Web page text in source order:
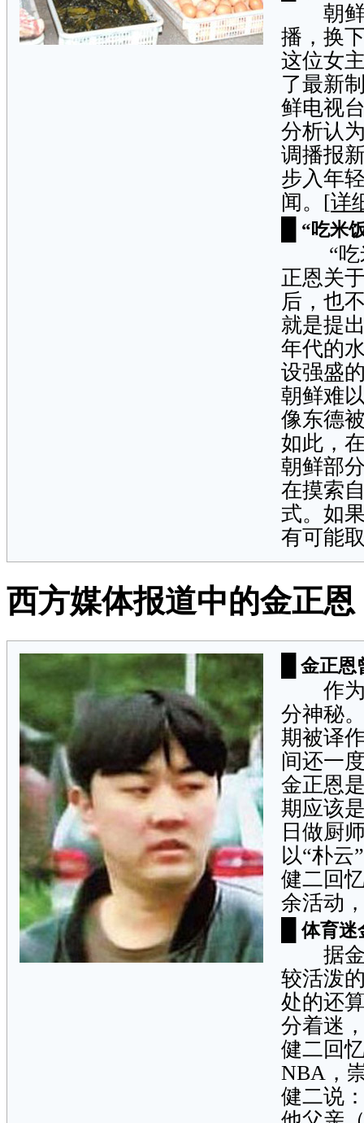
朝鲜
播，换
这位女
了最新
鲜电视
分析认
调播报
步入年
闻。[详
“吃米
“吃米
正恩关
后，也
就是提
年代的
设强盛
朝鲜难
像东德
如此，
朝鲜部
在摸索
式。如
有可能
西方媒体报道中的金正
金正恩
作为
分神秘
期被译
间还一
金正恩
期应该
日做厨
以“朴云
健二回
余活动
█体育迷
据金
较活泼
处的还
分着迷
健二回
NBA，
健二说